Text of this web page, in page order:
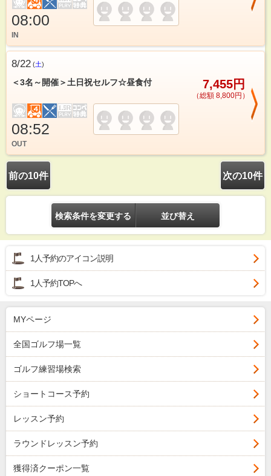
08:00
IN
8/22 (土)
＜3名～開催＞土日祝セルフ☆昼食付 7,455円
（総額 8,800円）
08:52
OUT
前の10件 次の10件
検索条件を変更する 並び替え
1人予約のアイコン説明
1人予約TOPへ
MYページ
全国ゴルフ場一覧
ゴルフ練習場検索
ショートコース予約
レッスン予約
ラウンドレッスン予約
獲得済クーポン一覧